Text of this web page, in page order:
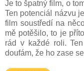
Je to špatný film, o
Ten potenciál názvu
film soustředí na
mě potěšilo, to je
rád v každé roli.
doufám, že ho zase